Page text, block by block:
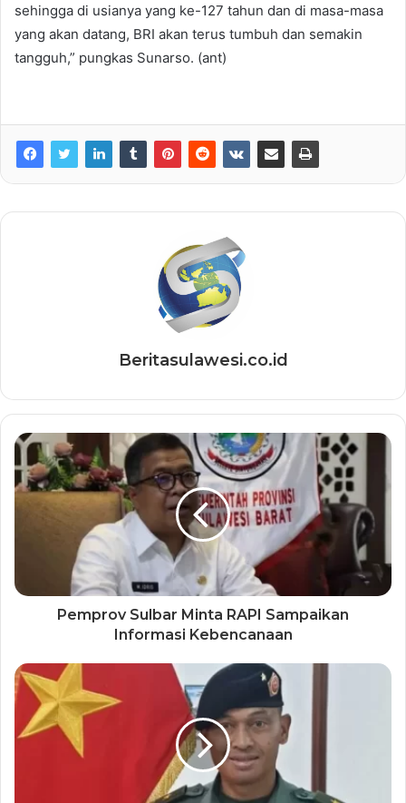
sehingga di usianya yang ke-127 tahun dan di masa-masa
yang akan datang, BRI akan terus tumbuh dan semakin
tangguh,” pungkas Sunarso. (ant)
Beritasulawesi.co.id
Pemprov Sulbar Minta RAPI Sampaikan
Informasi Kebencanaan